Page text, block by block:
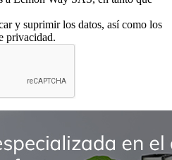
y suprimir los datos, así como los
privacidad.